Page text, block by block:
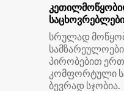
საცხოვრებლები
სრულად
პირობებით
კომფორტული
ბევრად სჯობია.